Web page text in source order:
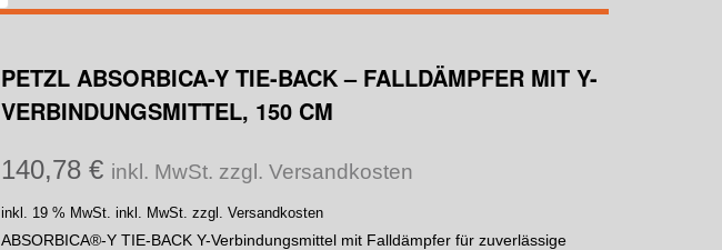
PETZL ABSORBICA-Y TIE-BACK – FALLDÄMPFER MIT Y-
VERBINDUNGSMITTEL, 150 CM
140,78 € inkl. MwSt. zzgl. Versandkosten
inkl. 19 % MwSt. inkl. MwSt. zzgl. Versandkosten
ABSORBICA®-Y TIE-BACK Y-Verbindungsmittel mit Falldämpfer für zuverlässige